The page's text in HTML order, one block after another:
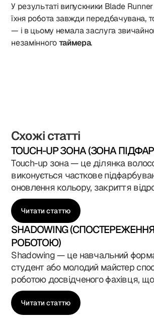
У результаті випускники Blade
їхня робота завжди передбачувана,
— і в цьому немала заслуга
незамінноготаймера.
Схожі статті
TOUCH-UP ЗОНА (ЗОНА
Touch-up зона — це ділянка
виконується часткове
оновлення кольору, закриття
або корекції відтінку без повного
Blade Runner Academy у Києві ця
до навчальної програми курсів
перукаря та стиліста, адже
touch-up зоною — одна з
навичок у сучасному салоні. Вона
точність майстра, розуміння
роботи з пігментом і поведінки
Читати статтю
SHADOWING
РОБОТОЮ)
Shadowing — це навчальний
студент або молодий майстер
роботою досвідченого фахівця,
його техніку, логіку дій,
роботу в реальних умовах салону.
Runner Academy у Києві
Читати статтю